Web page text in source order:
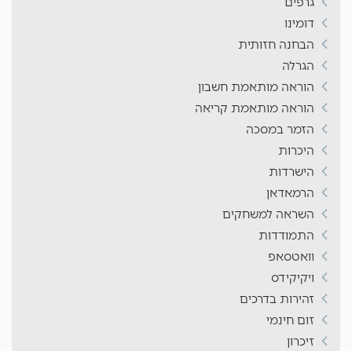
דומינו
הבחנה חזותית
הגרלה
הוראה מותאמת חשבון
הוראה מותאמת קריאה
הזמר במסכה
היכרות
הישרדות
הרמאדאן
השראה למשחקים
התמודדות
וואטסאפ
ויקיקידס
זהירות בדרכים
זום חינמי
זיכרון